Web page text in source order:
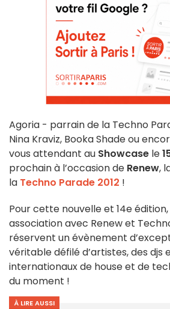
Agoria - parrain de la Techno
Nina Kraviz, Booka Shade ou
vous attendant au Showcase le
prochain à l’occasion de Renew,
la Techno Parade 2012 !
Pour cette nouvelle et 14e
association avec Renew et
réservent un évènement
véritable défilé d’artistes, des djs
internationaux de house et de
du moment !
À LIRE AUSSI